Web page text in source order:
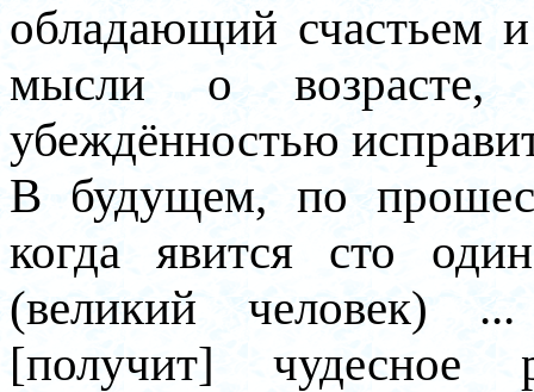
обладающий счастьем
мысли о
убеждённостью
В будущем, по
когда явится сто
(великий человек)
[получит]